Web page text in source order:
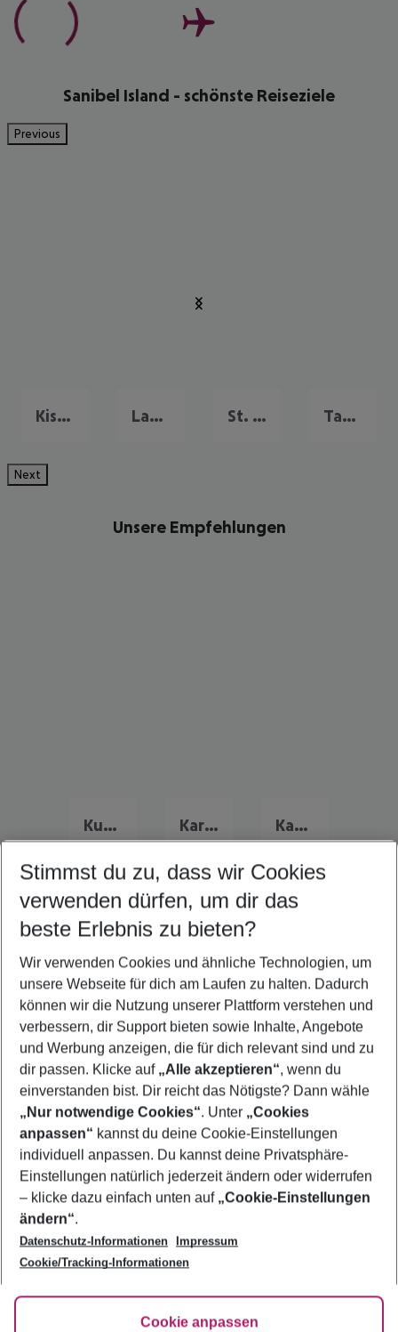
Sanibel Island - schönste Reiseziele
Previous
Kissimmee Lake Buena Vista St. Petersburg Tampa & Golfküste
Next
Unsere Empfehlungen
Kuba Familienurlaub Karibik Familienurlaub Kanada Familienurlaub
Quicklinks
Pauschalreisen Sanibel Island
Frübucher Angebote Sanibel Island für 2026
Urlaub Sanibel Island
Flug & Hotel Sanibel Island
Footer
Footer navigation
Über uns
AGB
Bestpreisgarantie
Cookie-Einstellungen ändern
Cookie-Richtlinie
Agenturbetreuung
Barrierefreies Reisen
HanseMerkur Reiseversicherung
Folge uns
Stimmst du zu, dass wir Cookies
verwenden dürfen, um dir das
beste Erlebnis zu bieten?
Wir verwenden Cookies und ähnliche Technologien, um
unsere Webseite für dich am Laufen zu halten. Dadurch
können wir die Nutzung unserer Plattform verstehen und
verbessern, dir Support bieten sowie Inhalte, Angebote
und Werbung anzeigen, die für dich relevant sind und zu
dir passen. Klicke auf „Alle akzeptieren“, wenn du
einverstanden bist. Dir reicht das Nötigste? Dann wähle
„Nur notwendige Cookies“. Unter „Cookies
anpassen“ kannst du deine Cookie-Einstellungen
individuell anpassen. Du kannst deine Privatsphäre-
Einstellungen natürlich jederzeit ändern oder widerrufen
– klicke dazu einfach unten auf „Cookie-Einstellungen
ändern“.
Datenschutz-Informationen
Impressum
Cookie/Tracking-Informationen
Cookie anpassen